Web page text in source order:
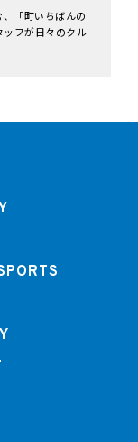
「町いちばんの
フが日々のクル